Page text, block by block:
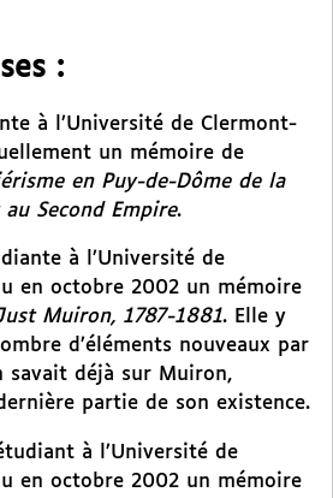
:
à l’Université de Clermont-
un mémoire de
en Puy-de-Dôme de la
Second Empire.
à l’Université de
en octobre 2002 un mémoire
Muiron, 1787-1881. Elle y
d’éléments nouveaux par
savait déjà sur Muiron,
partie de son existence.
à l’Université de
en octobre 2002 un mémoire